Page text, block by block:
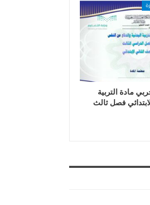
مادة التربية
فصل ثالث